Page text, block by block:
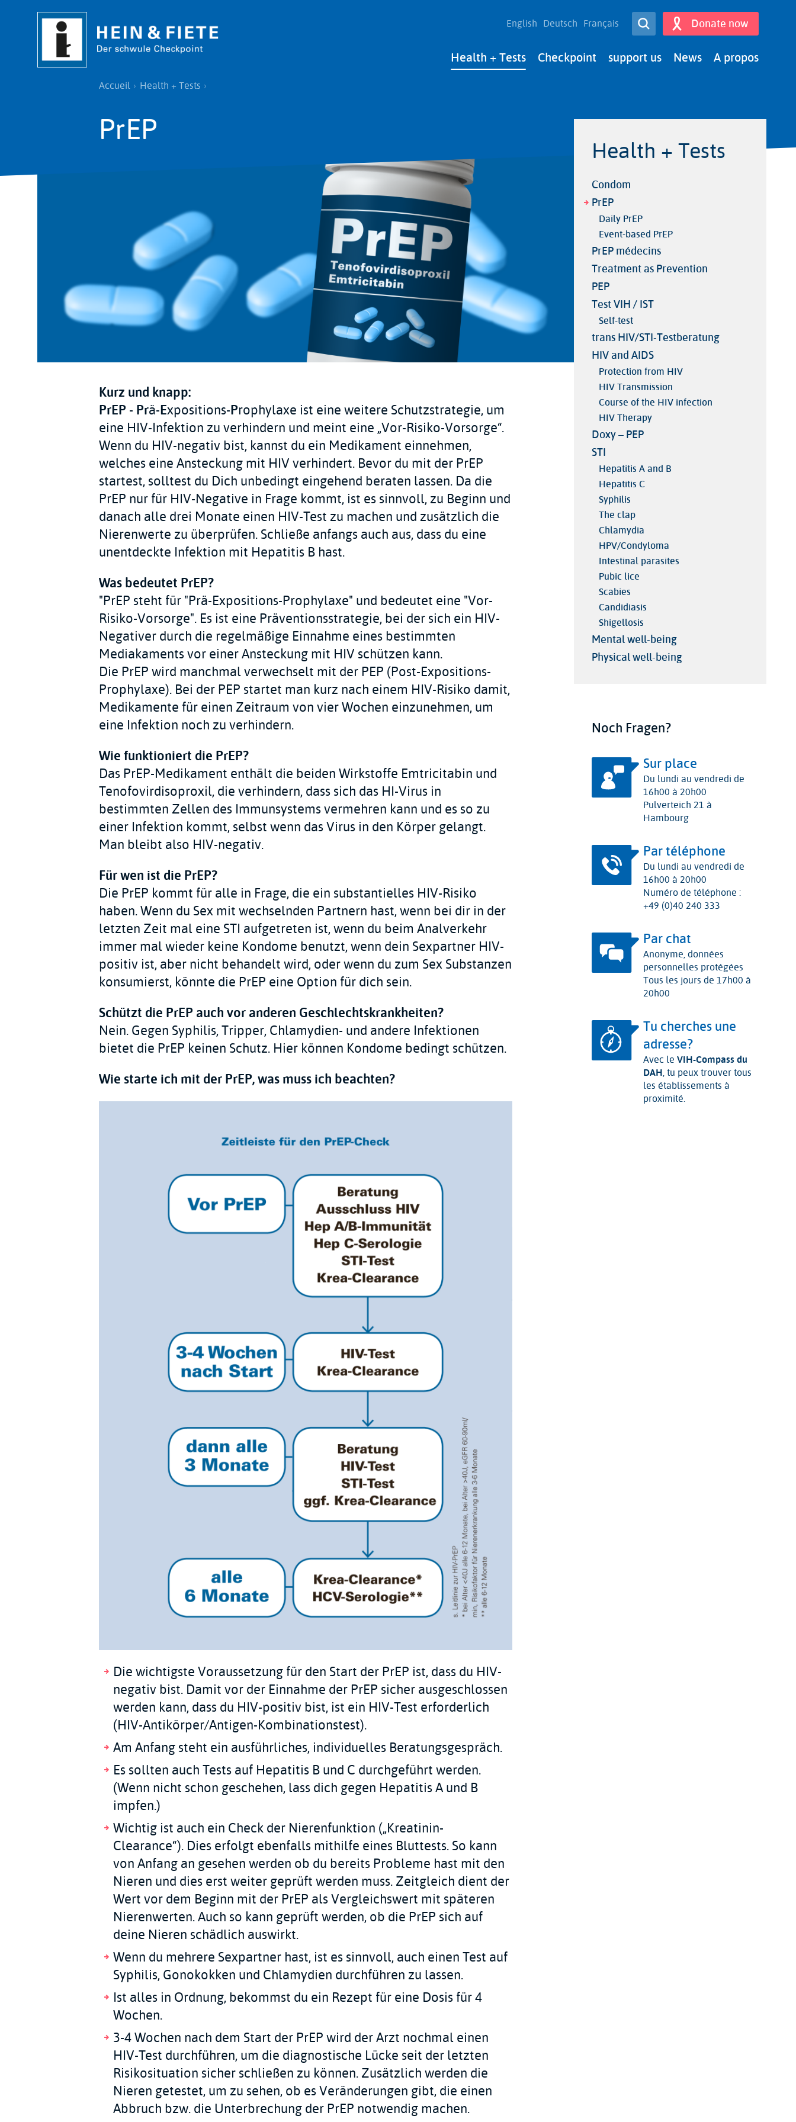
principal
Main
navigation
Health + Tests Checkpoint support us News A propos
English Deutsch Français Open SearchDonate now
Fil
Accueil Health + Tests
PrEP
Kurz und knapp:
PrEP- Prä-Expositions-Prophylaxe ist eine weitere Schutzstrategie, um
eine HIV-Infektion zu verhindern und meint eine „Vor-Risiko-Vorsorge“.
Wenn du HIV-negativ bist, kannst du ein Medikament einnehmen,
welches eine Ansteckung mit HIV verhindert. Bevor du mit der PrEP
startest, solltest du Dich unbedingt eingehend beraten lassen. Da die
PrEP nur für HIV-Negative in Frage kommt, ist es sinnvoll, zu Beginn und
danach alle drei Monate einen HIV-Test zu machen und zusätzlich die
Nierenwerte zu überprüfen. Schließe anfangs auch aus, dass du eine
unentdeckte Infektion mit Hepatitis B hast.
Was bedeutet PrEP?
"PrEP steht für "Prä-Expositions-Prophylaxe" und bedeutet eine "Vor-
Risiko-Vorsorge". Es ist eine Präventionsstrategie, bei der sich ein HIV-
Negativer durch die regelmäßige Einnahme eines bestimmten
Mediakaments vor einer Ansteckung mit HIV schützen kann.
Die PrEP wird manchmal verwechselt mit der PEP (Post-Expositions-
Prophylaxe). Bei der PEP startet man kurz nach einem HIV-Risiko damit,
Medikamente für einen Zeitraum von vier Wochen einzunehmen, um
eine Infektion noch zu verhindern.
Wie funktioniert die PrEP?
Das PrEP-Medikament enthält die beiden Wirkstoffe Emtricitabin und
Tenofovirdisoproxil, die verhindern, dass sich das HI-Virus in
bestimmten Zellen des Immunsystems vermehren kann und es so zu
einer Infektion kommt, selbst wenn das Virus in den Körper gelangt.
Man bleibt also HIV-negativ.
Für wen ist die PrEP?
Die PrEP kommt für alle in Frage, die ein substantielles HIV-Risiko
haben. Wenn du Sex mit wechselnden Partnern hast, wenn bei dir in der
letzten Zeit mal eine STI aufgetreten ist, wenn du beim Analverkehr
immer mal wieder keine Kondome benutzt, wenn dein Sexpartner HIV-
positiv ist, aber nicht behandelt wird, oder wenn du zum Sex Substanzen
konsumierst, könnte die PrEP eine Option für dich sein.
Schützt die PrEP auch vor anderen Geschlechtskrankheiten?
Nein. Gegen Syphilis, Tripper, Chlamydien- und andere Infektionen
bietet die PrEP keinen Schutz. Hier können Kondome bedingt schützen.
Wie starte ich mit der PrEP, was muss ich beachten?
Die wichtigste Voraussetzung für den Start der PrEP ist, dass du HIV-
negativ bist. Damit vor der Einnahme der PrEP sicher ausgeschlossen
werden kann, dass du HIV-positiv bist, ist ein HIV-Test erforderlich
(HIV-Antikörper/Antigen-Kombinationstest).
Am Anfang steht ein ausführliches, individuelles Beratungsgespräch.
Es sollten auch Tests auf Hepatitis B und C durchgeführt werden.
(Wenn nicht schon geschehen, lass dich gegen Hepatitis A und B
impfen.)
Wichtig ist auch ein Check der Nierenfunktion („Kreatinin-
Clearance“). Dies erfolgt ebenfalls mithilfe eines Bluttests. So kann
von Anfang an gesehen werden ob du bereits Probleme hast mit den
Nieren und dies erst weiter geprüft werden muss. Zeitgleich dient der
Wert vor dem Beginn mit der PrEP als Vergleichswert mit späteren
Nierenwerten. Auch so kann geprüft werden, ob die PrEP sich auf
deine Nieren schädlich auswirkt.
Wenn du mehrere Sexpartner hast, ist es sinnvoll, auch einen Test auf
Syphilis, Gonokokken und Chlamydien durchführen zu lassen.
Ist alles in Ordnung, bekommst du ein Rezept für eine Dosis für 4
Wochen.
3-4 Wochen nach dem Start der PrEP wird der Arzt nochmal einen
HIV-Test durchführen, um die diagnostische Lücke seit der letzten
Risikosituation sicher schließen zu können. Zusätzlich werden die
Nieren getestet, um zu sehen, ob es Veränderungen gibt, die einen
Abbruch bzw. die Unterbrechung der PrEP notwendig machen.
Health + Tests
Condom
PrEP
Daily PrEP
Event-based PrEP
PrEP médecins
Treatment as Prevention
PEP
Test VIH / IST
Self-test
trans HIV/STI-Testberatung
HIV and AIDS
Protection from HIV
HIV Transmission
Course of the HIV infection
HIV Therapy
Doxy – PEP
STI
Hepatitis A and B
Hepatitis C
Syphilis
The clap
Chlamydia
HPV/Condyloma
Intestinal parasites
Pubic lice
Scabies
Candidiasis
Shigellosis
Mental well-being
Physical well-being
Noch Fragen?
Sur place
Du lundi au vendredi de
16h00 à 20h00
Pulverteich 21 à
Hambourg
Par téléphone
Du lundi au vendredi de
16h00 à 20h00
Numéro de téléphone :
+49 (0)40 240 333
Par chat
Anonyme, données
personnelles protégées
Tous les jours de 17h00 à
20h00
Tu cherches une
adresse?
Avec le VIH-Compass du
DAH, tu peux trouver tous
les établissements à
proximité.